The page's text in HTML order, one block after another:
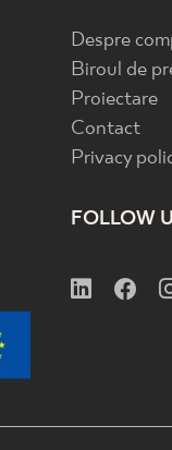
Despre
Biroul de
Proiectare
Contact
Privacy
FOLLOW